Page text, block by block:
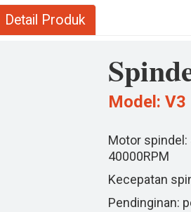
Detail Produk
Model: V3
Motor spindel:
40000RPM
Kecepatan
Pendinginan: